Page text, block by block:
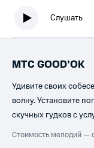
Слушать
МТС GOOD’OK
Удивите своих
волну. Установите
скучных гудков с
Стоимость мелодий —